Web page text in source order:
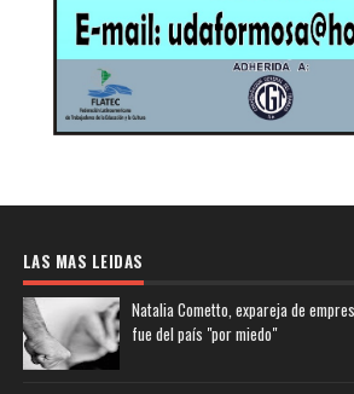
LAS MAS LEIDAS
Natalia Cometto, expareja de
fue del país "por miedo"